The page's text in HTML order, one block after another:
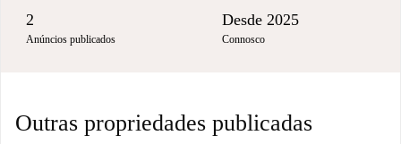
2
Anúncios publicados
Desde 2025
Connosco
Outras propriedades publicadas